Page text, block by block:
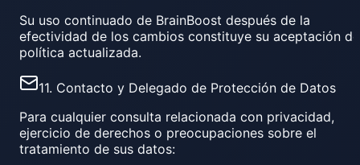
Su uso continuado de BrainBoost después de la
efectividad de los cambios constituye su aceptación
política actualizada.
11. Contacto y Delegado de Protección de Datos
Para cualquier consulta relacionada con privacidad,
ejercicio de derechos o preocupaciones sobre el
tratamiento de sus datos: